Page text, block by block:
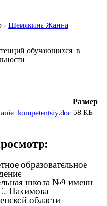
- Шемякина Жанна
обучающихся в
Размер
58 КБ
образовательное
школа №9 имени
Нахимова
области